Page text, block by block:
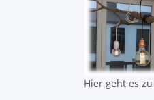
Hier geht es